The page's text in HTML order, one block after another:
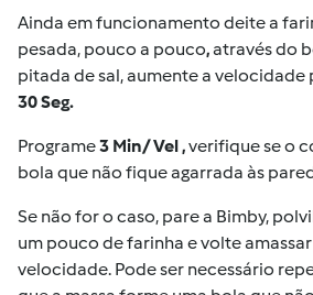
Ainda em funcionamento deite a
pesada, pouco a pouco,através do
pitada de sal, aumente a velocidade
30 Seg.
Programe3 Min/ Vel,verifique se o
bola que não fique agarrada às
Se não for o caso, pare a Bimby,
um pouco de farinha e volte
velocidade. Pode ser necessário